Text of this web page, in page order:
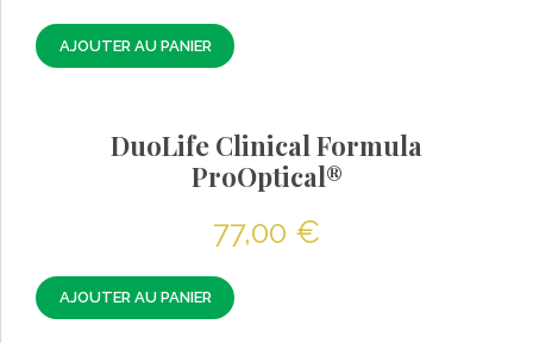
AJOUTER AU PANIER
DuoLife Clinical Formula
ProOptical®
77,00 €
AJOUTER AU PANIER